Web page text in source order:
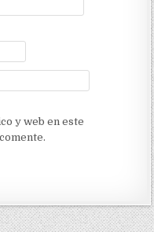
y web en este